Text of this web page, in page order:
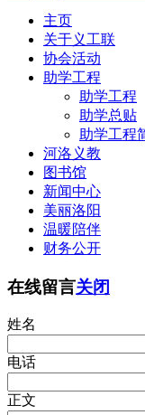
主页
关于义工联
协会活动
助学工程
助学工程
助学总贴
助学工程
河洛义教
图书馆
新闻中心
美丽洛阳
温暖陪伴
财务公开
在线留言关闭
姓名
电话
正文